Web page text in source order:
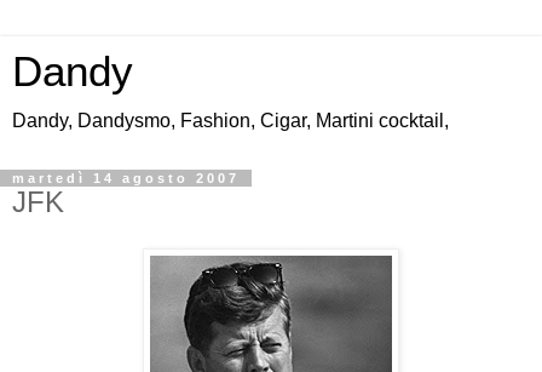
Dandy
Dandy, Dandysmo, Fashion, Cigar, Martini cocktail,
martedì 14 agosto 2007
JFK